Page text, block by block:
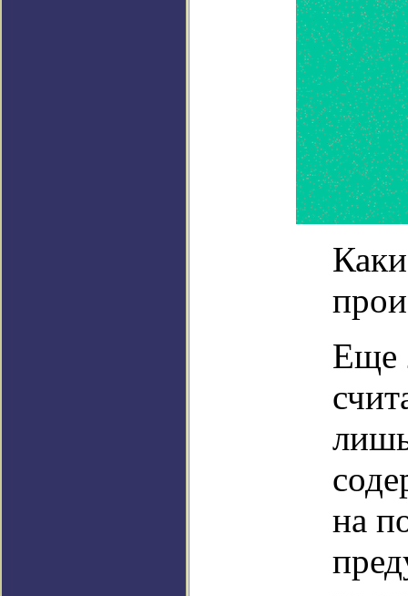
Еще
на